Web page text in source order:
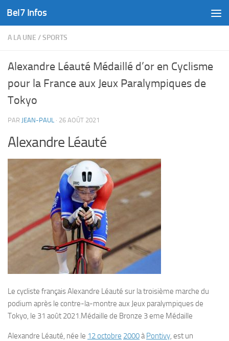
Skip to content
Bel7 Infos
A LA UNE /SPORTS
Alexandre Léauté Médaillé d’or en Cyclisme
pour la France aux Jeux Paralympiques de
Tokyo
PAR JEAN-PAUL · 26 AOÛT 2021
Alexandre Léauté
Le cycliste français Alexandre Léauté sur la troisième marche du
podium après le contre-la-montre aux Jeux paralympiques de
Tokyo, le 31 août 2021.Médaille de Bronze 3 eme Médaille
Alexandre Léauté, née le 12 octobre 2000àPontivy, est un